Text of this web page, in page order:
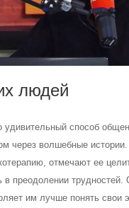
людей
удивительный способ
через волшебные
отмечают ее
в преодолении трудностей.
им лучше понять свои